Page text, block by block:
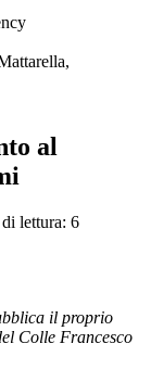
al
lettura: 6
il proprio
Colle Francesco